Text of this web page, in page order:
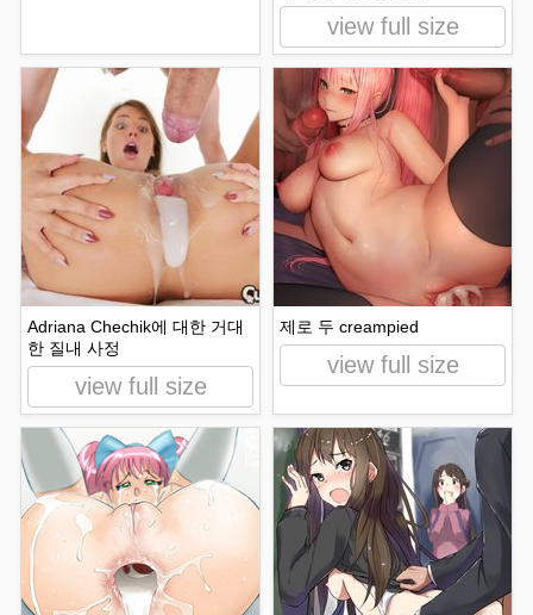
view full size
Adriana Chechik에 대한 거대
한 질내 사정
view full size
제로 두 creampied
view full size